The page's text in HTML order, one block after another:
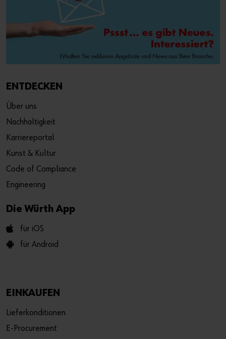
ENTDECKEN
Über uns
Nachhaltigkeit
Karriereportal
Kunst & Kultur
Code of Compliance
Engineering
Die Würth App
für iOS
für Android
EINKAUFEN
Lieferkonditionen
E-Procurement